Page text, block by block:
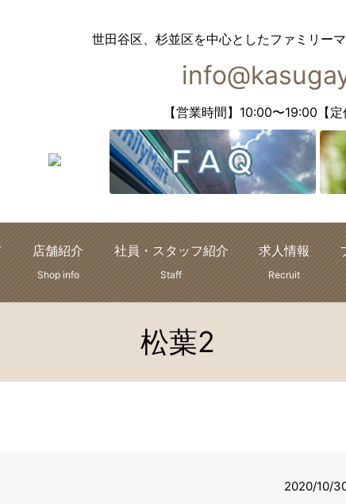
世田谷区、杉並区を中心としたファミリー
【営業時間】10:00〜19:00【
店舗紹介
Shop info
社員・スタッフ紹介
Staff
求人情報
Recruit
松葉2
2020/10/